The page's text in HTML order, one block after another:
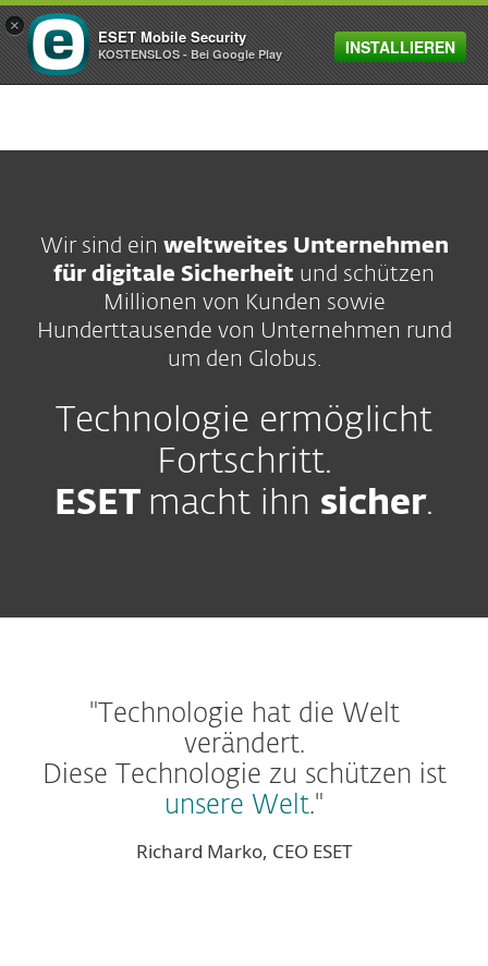
MENU
Wir sind ein weltweites Unternehmen
für digitale Sicherheit und schützen
Millionen von Kunden sowie
Hunderttausende von Unternehmen rund
um den Globus.
Technologie ermöglicht
Fortschritt.
ESET macht ihn sicher.
"Technologie hat die Welt
verändert.
Diese Technologie zu schützen ist
unsere Welt."
Richard Marko, CEO ESET
×
ESET Mobile Security
KOSTENSLOS - Bei Google Play INSTALLIEREN